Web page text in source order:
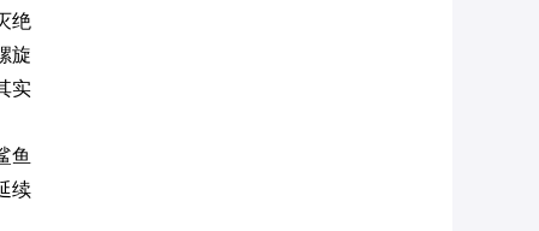
绝
旋
实
鱼
续